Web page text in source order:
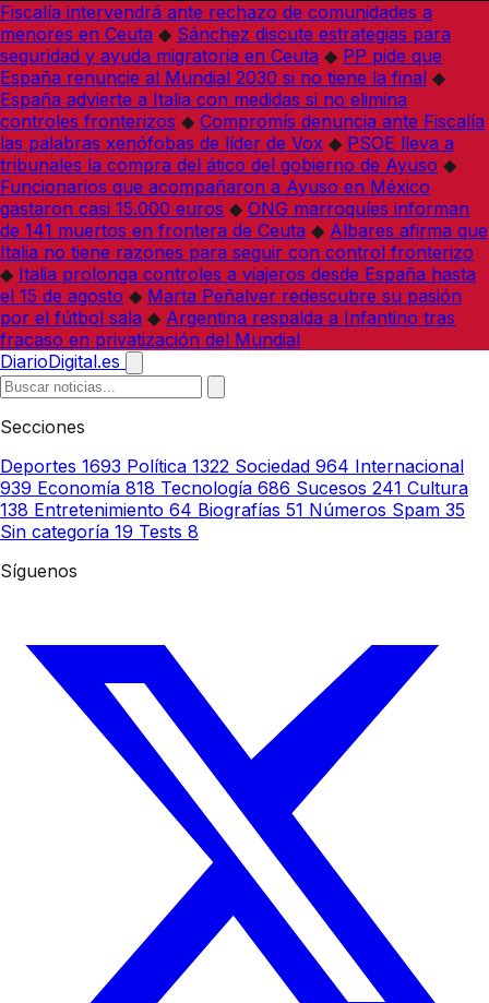
Fiscalía intervendrá ante rechazo de comunidades a
menores en Ceuta ◆ Sánchez discute estrategias para
seguridad y ayuda migratoria en Ceuta ◆ PP pide que
España renuncie al Mundial 2030 si no tiene la final ◆
España advierte a Italia con medidas si no elimina
controles fronterizos ◆ Compromís denuncia ante Fiscalía
las palabras xenófobas de líder de Vox ◆ PSOE lleva a
tribunales la compra del ático del gobierno de Ayuso ◆
Funcionarios que acompañaron a Ayuso en México
gastaron casi 15.000 euros ◆ ONG marroquíes informan
de 141 muertos en frontera de Ceuta ◆ Albares afirma que
Italia no tiene razones para seguir con control fronterizo
◆ Italia prolonga controles a viajeros desde España hasta
el 15 de agosto ◆ Marta Peñalver redescubre su pasión
por el fútbol sala ◆ Argentina respalda a Infantino tras
fracaso en privatización del Mundial
DiarioDigital.es
Secciones
Deportes 1693 Política 1322 Sociedad 964 Internacional
939 Economía 818 Tecnología 686 Sucesos 241 Cultura
138 Entretenimiento 64 Biografías 51 Números Spam 35
Sin categoría 19 Tests 8
Síguenos